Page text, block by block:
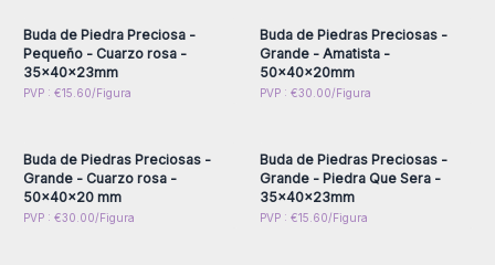
Buda de Piedra Preciosa -
Pequeño - Cuarzo rosa -
35x40x23mm
PVP : €15.60/Figura
Buda de Piedras Preciosas -
Grande - Amatista -
50x40x20mm
PVP : €30.00/Figura
Inicie sesión o regístrese
Buda de Piedras Preciosas -
Grande - Cuarzo rosa -
50x40x20 mm
PVP : €30.00/Figura
Inicie sesión o regístrese
Buda de Piedras Preciosas -
Grande - Piedra Que Sera -
35x40x23mm
PVP : €15.60/Figura
Inicie sesión o regístrese
Inicie sesión o regístrese